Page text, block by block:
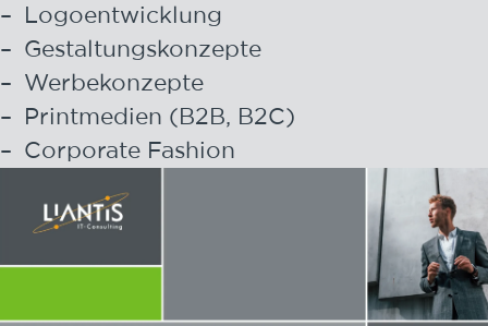
Logoentwicklung
Gestaltungskonzepte
Werbekonzepte
Printmedien (B2B, B2C)
Corporate Fashion
BRAND DESIGN, MARCOM